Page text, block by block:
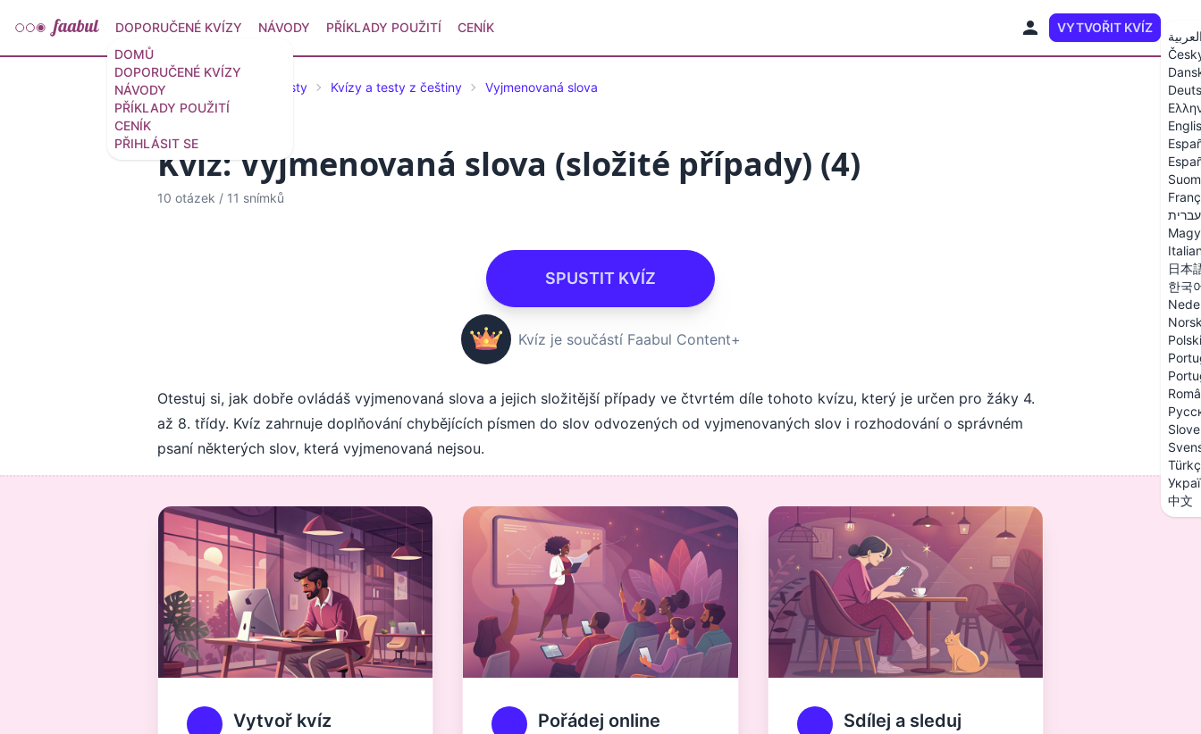
DOMŮ
DOPORUČENÉ KVÍZY
NÁVODY
PŘÍKLADY POUŽITÍ
CENÍK
PŘIHLÁSIT SE
DOPORUČENÉ KVÍZY NÁVODY PŘÍKLADY POUŽITÍ CENÍK VYTVOŘIT KVÍZ
עברית
日本
한국
Polski
中文
Doporučené kvízy a testy Kvízy a testy z češtiny Vyjmenovaná slova
Kvíz: Vyjmenovaná slova (složité případy) (4)
10 otázek / 11 snímků
SPUSTIT KVÍZ
Kvíz je součástí Faabul Content+
Otestuj si, jak dobře ovládáš vyjmenovaná slova a jejich složitější případy ve čtvrtém díle tohoto kvízu, který je určen pro žáky 4.
až 8. třídy. Kvíz zahrnuje doplňování chybějících písmen do slov odvozených od vyjmenovaných slov i rozhodování o správném
psaní některých slov, která vyjmenovaná nejsou.
Vytvoř kvíz
Pořádej online
Sdílej a sleduj